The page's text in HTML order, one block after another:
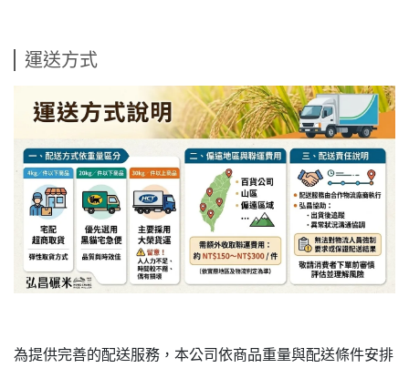
運送方式
為提供完善的配送服務，本公司依商品重量與配送條件安排